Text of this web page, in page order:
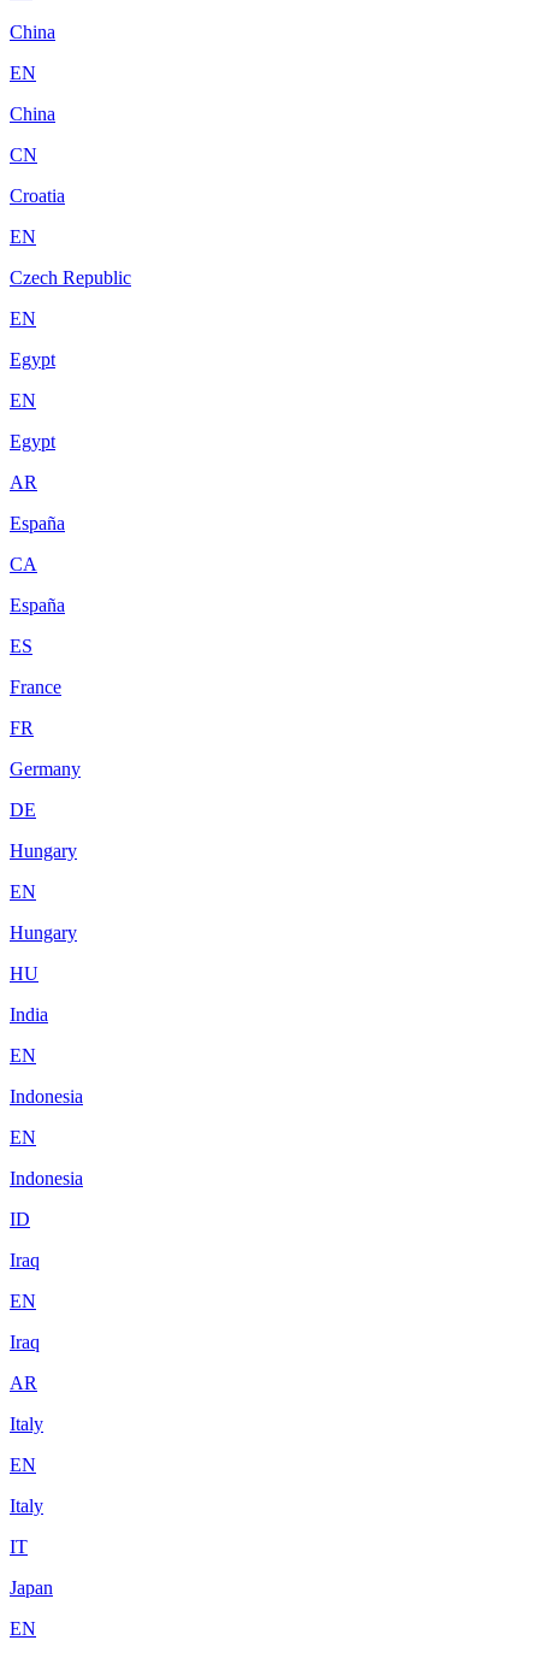
China
EN
China
CN
Croatia
EN
Czech Republic
EN
Egypt
EN
Egypt
AR
España
CA
España
ES
France
FR
Germany
DE
Hungary
EN
Hungary
HU
India
EN
Indonesia
EN
Indonesia
ID
Iraq
EN
Iraq
AR
Italy
EN
Italy
IT
Japan
EN